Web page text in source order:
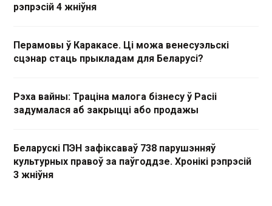
рэпрэсій 4 жніўня
Перамовы ў Каракасе. Ці можа венесуэльскі
сцэнар стаць прыкладам для Беларусі?
Рэха вайны: Траціна малога бізнесу ў Расіі
задумалася аб закрыцці або продажы
Беларускі ПЭН зафіксаваў 738 парушэнняў
культурных правоў за паўгоддзе. Хронікі рэпрэсій
3 жніўня